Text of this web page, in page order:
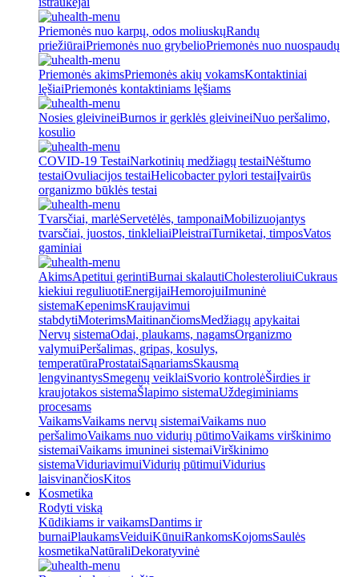
Priemonės nuo karpų, odos moliuskųRandų
priežiūraiPriemonės nuo grybelioPriemonės nuo nuospaudų
Priemonės akimsPriemonės akių vokamsKontaktiniai
lęšiaiPriemonės kontaktiniams lęšiams
Nosies gleivineiBurnos ir gerklės gleivineiNuo peršalimo,
kosulio
COVID-19 TestaiNarkotinių medžiagų testaiNėštumo
testaiOvuliacijos testaiHelicobacter pylori testaiĮvairūs
organizmo būklės testai
Tvarsčiai, marlėServetėlės, tamponaiMobilizuojantys
tvarsčiai, juostos, tinkleliaiPleistraiTurniketai, timposVatos
gaminiai
AkimsApetitui gerintiBurnai skalautiCholesteroliuiCukraus
kiekiui reguliuotiEnergijaiHemorojuiImuninė
sistemaKepenimsKraujavimui
stabdytiMoterimsMaitinančiomsMedžiagų apykaitai
Nervų sistemaOdai, plaukams, nagamsOrganizmo
valymuiPeršalimas, gripas, kosulys,
temperatūraProstataiSąnariamsSkausmą
lengvinantysSmegenų veiklaiSvorio kontrolėŠirdies ir
kraujotakos sistemaŠlapimo sistemaUždegiminiams
procesams
VaikamsVaikams nervų sistemaiVaikams nuo
peršalimoVaikams nuo vidurių pūtimoVaikams virškinimo
sistemaiVaikams imuninei sistemaiVirškinimo
sistemaViduriavimuiVidurių pūtimuiVidurius
laisvinančiosKitos
Kosmetika
Rodyti viską
Kūdikiams ir vaikamsDantims ir
burnaiPlaukamsVeiduiKūnuiRankomsKojomsSaulės
kosmetikaNatūraliDekoratyvinė